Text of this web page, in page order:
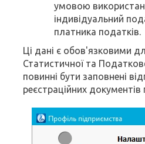
умовою
індивідуальний
платника податків.
Ці дані є обов'язковими
Статистичної та
повинні бути заповнені
реєстраційних